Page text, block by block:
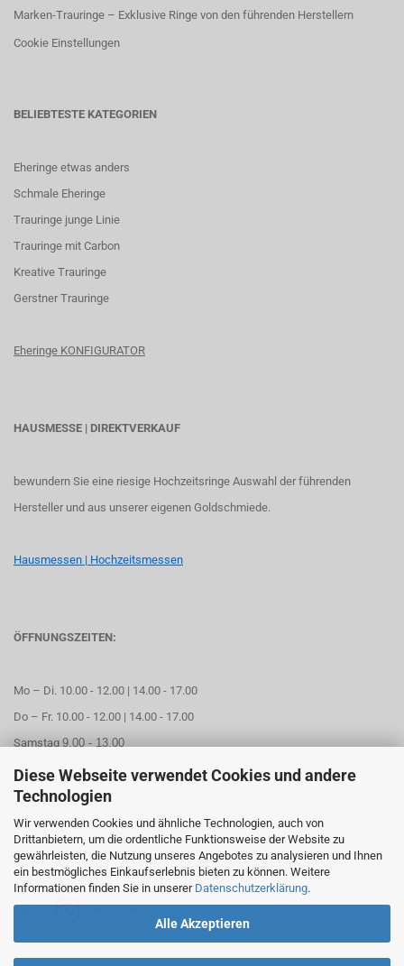
Diese Webseite verwendet Cookies und andere
Technologien
Wir verwenden Cookies und ähnliche Technologien, auch von
Drittanbietern, um die ordentliche Funktionsweise der Website zu
gewährleisten, die Nutzung unseres Angebotes zu analysieren und Ihnen
ein bestmögliches Einkaufserlebnis bieten zu können. Weitere
Informationen finden Sie in unserer Datenschutzerklärung.
Alle Akzeptieren
Marken-Trauringe – Exklusive Ringe von den führenden Herstellern
Cookie Einstellungen
BELIEBTESTE KATEGORIEN
Eheringe etwas anders
Schmale Eheringe
Trauringe junge Linie
Trauringe mit Carbon
Kreative Trauringe
Gerstner Trauringe
Eheringe KONFIGURATOR
HAUSMESSE | DIREKTVERKAUF
bewundern Sie eine riesige Hochzeitsringe Auswahl der führenden
Hersteller und aus unserer eigenen Goldschmiede.
Hausmessen | Hochzeitsmessen
ÖFFNUNGSZEITEN:
Mo – Di. 10.00 - 12.00 | 14.00 - 17.00
Do – Fr. 10.00 - 12.00 | 14.00 - 17.00
Samstag 9.00 - 13.00
Mittwoch geschlossen
Online Termin aussuchen
FOLGEN SIE UNS